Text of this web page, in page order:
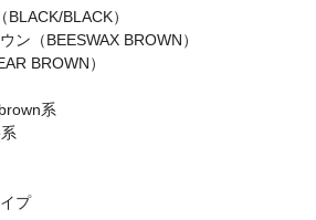
BLACK）
ン（BEESWAX BROWN）
BROWN）
系
プ